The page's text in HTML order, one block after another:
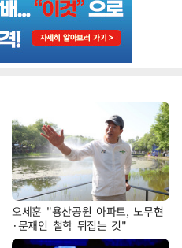
오세훈 "용산공원 아파트, 노무현
·문재인 철학 뒤집는 것"